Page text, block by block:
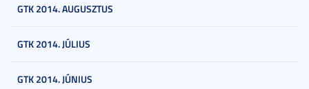
GTK 2014. AUGUSZTUS
GTK 2014. JÚLIUS
GTK 2014. JÚNIUS